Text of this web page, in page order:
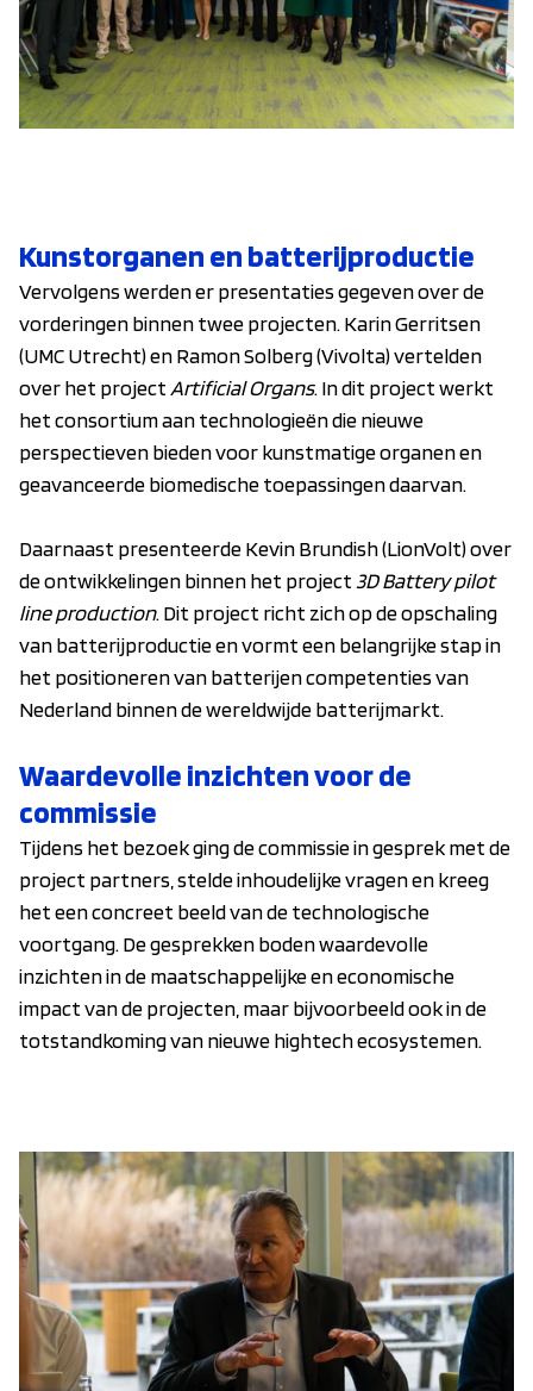
Kunstorganen en batterijproductie
Vervolgens werden er presentaties gegeven over de
vorderingen binnen twee projecten. Karin Gerritsen
(UMC Utrecht) en Ramon Solberg (Vivolta) vertelden
over het projectArtificial Organs. In dit project werkt
het consortium aan technologieën die nieuwe
perspectieven bieden voor kunstmatige organen en
geavanceerde biomedische toepassingen daarvan.
Daarnaast presenteerde Kevin Brundish (LionVolt) over
de ontwikkelingen binnen het project3D Battery pilot
line production. Dit project richt zich op de opschaling
van batterijproductie en vormt een belangrijke stap in
het positioneren van batterijen competenties van
Nederland binnen de wereldwijde batterijmarkt.
Waardevolle inzichten voor de
commissie
Tijdens het bezoek ging de commissie in gesprek met de
project partners, stelde inhoudelijke vragen en kreeg
het een concreet beeld van de technologische
voortgang. De gesprekken boden waardevolle
inzichten in de maatschappelijke en economische
impact van de projecten, maar bijvoorbeeld ook in de
totstandkoming van nieuwe hightech ecosystemen.